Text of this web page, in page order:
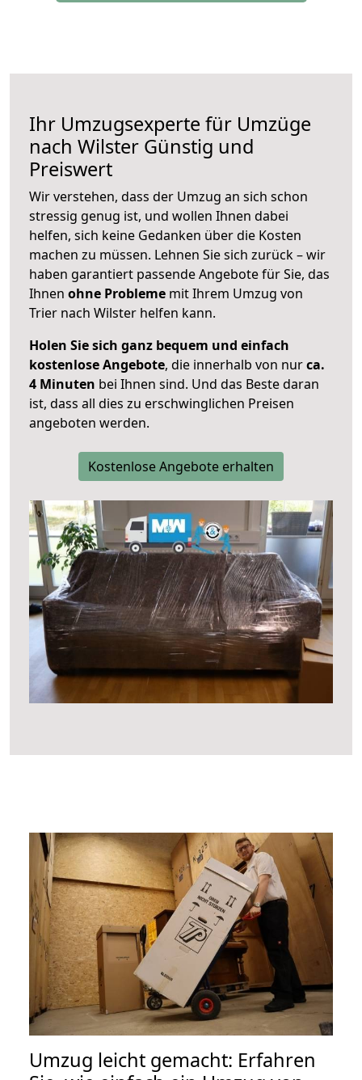
Ihr Umzugsexperte für Umzüge
nach Wilster Günstig und
Preiswert
Wir verstehen, dass der Umzug an sich schon
stressig genug ist, und wollen Ihnen dabei
helfen, sich keine Gedanken über die Kosten
machen zu müssen. Lehnen Sie sich zurück – wir
haben garantiert passende Angebote für Sie, das
Ihnen ohne Probleme mit Ihrem Umzug von
Trier nach Wilster helfen kann.
Holen Sie sich ganz bequem und einfach
kostenlose Angebote, die innerhalb von nurca.
4 Minuten bei Ihnen sind. Und das Beste daran
ist, dass all dies zu erschwinglichen Preisen
angeboten werden.
Kostenlose Angebote erhalten
Umzug leicht gemacht: Erfahren